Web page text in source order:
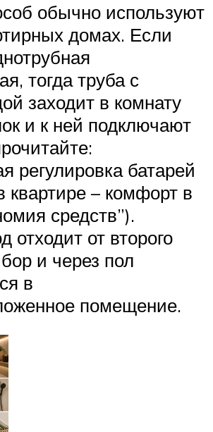
обычно используют
домах. Если
тогда труба с
заходит в комнату
и к ней подключают
регулировка батарей
квартире – комфорт в
средств”).
отходит от второго
и через пол
в
помещение.